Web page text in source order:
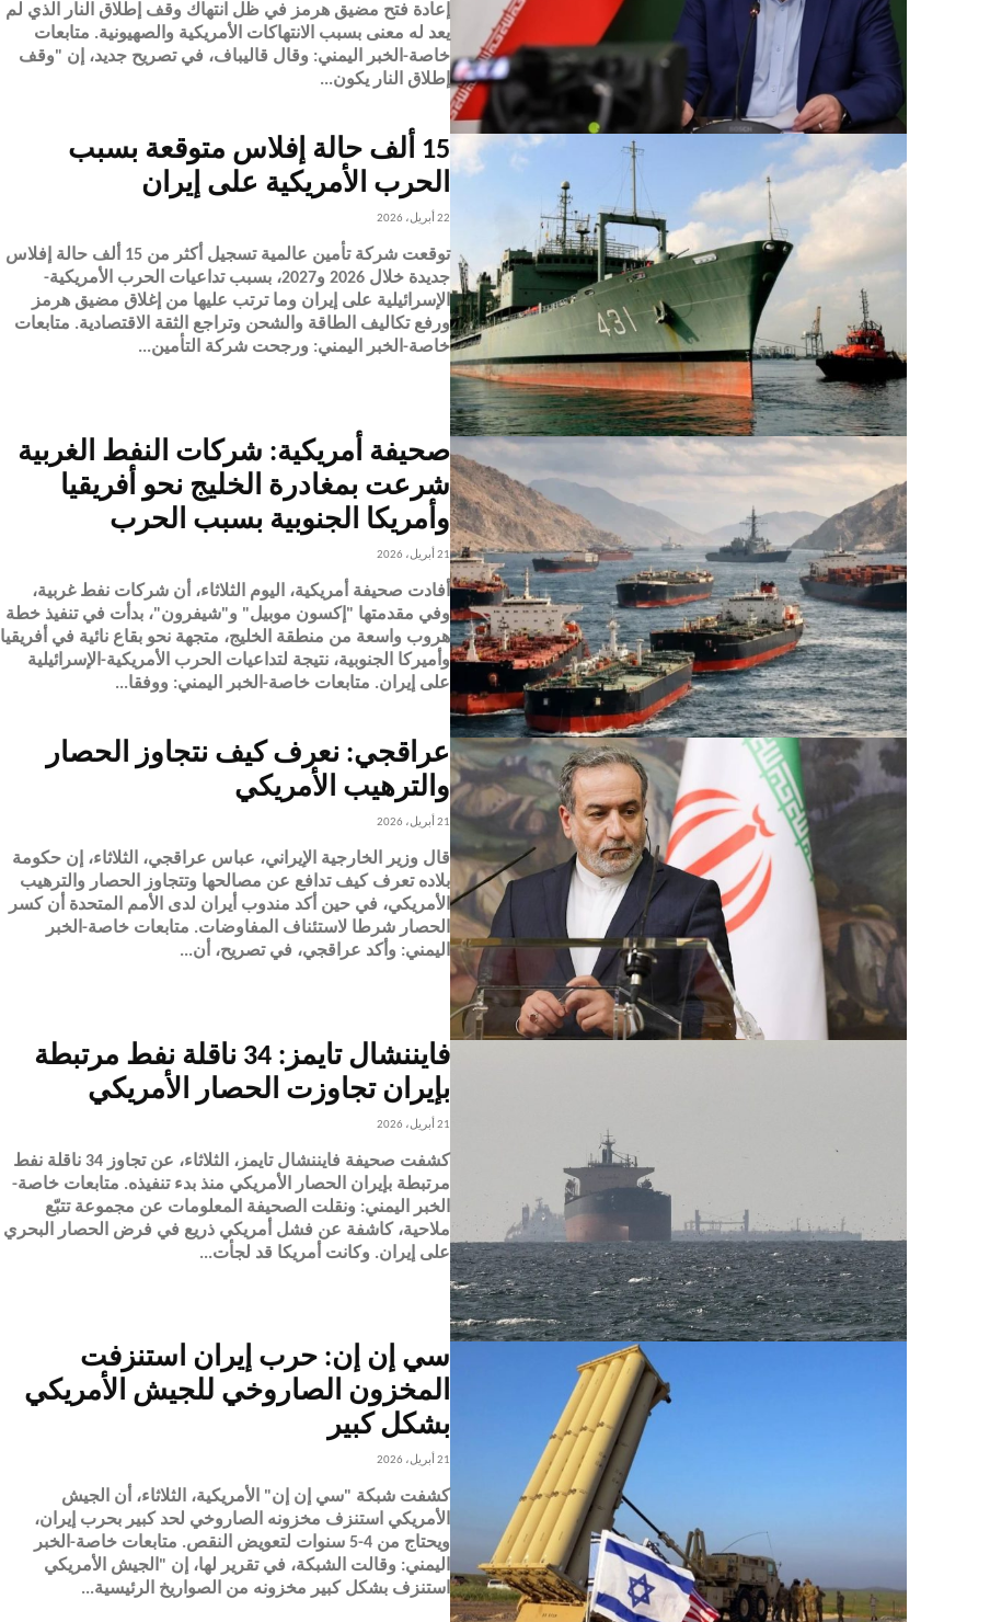
إعادة فتح مضيق هرمز في ظل انتهاك وقف إطلاق النار الذي لم
يعد له معنى بسبب الانتهاكات الأمريكية والصهيونية. متابعات
خاصة-الخبر اليمني: وقال قاليباف، في تصريح جديد، إن "وقف
إطلاق النار يكون...
15 ألف حالة إفلاس متوقعة بسبب
الحرب الأمريكية على إيران
22 أبريل، 2026
توقعت شركة تأمين عالمية تسجيل أكثر من 15 ألف حالة إفلاس
جديدة خلال 2026 و2027، بسبب تداعيات الحرب الأمريكية-
الإسرائيلية على إيران وما ترتب عليها من إغلاق مضيق هرمز
ورفع تكاليف الطاقة والشحن وتراجع الثقة الاقتصادية. متابعات
خاصة-الخبر اليمني: ورجحت شركة التأمين...
صحيفة أمريكية: شركات النفط الغربية
شرعت بمغادرة الخليج نحو أفريقيا
وأمريكا الجنوبية بسبب الحرب
21 أبريل، 2026
أفادت صحيفة أمريكية، اليوم الثلاثاء، أن شركات نفط غربية،
وفي مقدمتها "إكسون موبيل" و"شيفرون"، بدأت في تنفيذ خطة
هروب واسعة من منطقة الخليج، متجهة نحو بقاع نائية في أفريقيا
وأميركا الجنوبية، نتيجة لتداعيات الحرب الأمريكية-الإسرائيلية
على إيران. متابعات خاصة-الخبر اليمني: ووفقا...
عراقجي: نعرف كيف نتجاوز الحصار
والترهيب الأمريكي
21 أبريل، 2026
قال وزير الخارجية الإيراني، عباس عراقجي، الثلاثاء، إن حكومة
بلاده تعرف كيف تدافع عن مصالحها وتتجاوز الحصار والترهيب
الأمريكي، في حين أكد مندوب أيران لدى الأمم المتحدة أن كسر
الحصار شرطا لاستئناف المفاوضات. متابعات خاصة-الخبر
اليمني: وأكد عراقجي، في تصريح، أن...
فايننشال تايمز: 34 ناقلة نفط مرتبطة
بإيران تجاوزت الحصار الأمريكي
21 أبريل، 2026
كشفت صحيفة فايننشال تايمز، الثلاثاء، عن تجاوز 34 ناقلة نفط
مرتبطة بإيران الحصار الأمريكي منذ بدء تنفيذه. متابعات خاصة-
الخبر اليمني: ونقلت الصحيفة المعلومات عن مجموعة تتبّع
ملاحية، كاشفة عن فشل أمريكي ذريع في فرض الحصار البحري
على إيران. وكانت أمريكا قد لجأت...
سي إن إن: حرب إيران استنزفت
المخزون الصاروخي للجيش الأمريكي
بشكل كبير
21 أبريل، 2026
كشفت شبكة "سي إن إن" الأمريكية، الثلاثاء، أن الجيش
الأمريكي استنزف مخزونه الصاروخي لحد كبير بحرب إيران،
ويحتاج من 4-5 سنوات لتعويض النقص. متابعات خاصة-الخبر
اليمني: وقالت الشبكة، في تقرير لها، إن "الجيش الأمريكي
استنزف بشكل كبير مخزونه من الصواريخ الرئيسية...